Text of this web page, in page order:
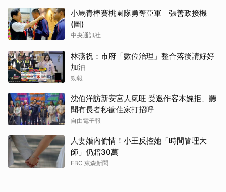
小馬青棒賽桃園隊勇奪亞軍 張善政接機
(圖)
中央通訊社
林燕祝：市府「數位治理」整合落後請好好
加油
勁報
沈伯洋訪新安宮人氣旺 受邀作客本婉拒、聽
聞有長者秒衝住家打招呼
自由電子報
人妻婚內偷情！小王反控她「時間管理大
師」仍賠30萬
EBC 東森新聞